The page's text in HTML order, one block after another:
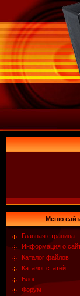
Меню
Главная страница
Информация о
Каталог файлов
Каталог статей
Блог
Форум